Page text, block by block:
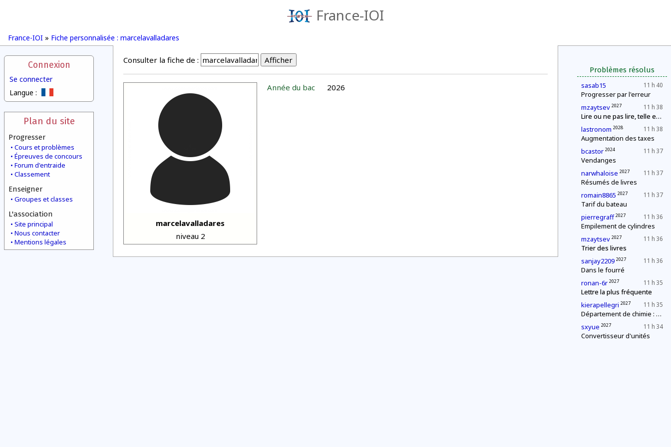
France-IOI
France-IOI » Fiche personnalisée : marcelavalladares
Connexion
Se connecter
Langue :
Plan du site
Progresser
Cours et problèmes
Épreuves de concours
Forum d'entraide
Classement
Enseigner
Groupes et classes
L'association
Site principal
Nous contacter
Mentions légales
Problèmes résolus
11 h 40
sasab15
Progresser par l'erreur
11 h 38
mzaytsev 2027
Lire ou ne pas lire, telle est (à nouveau) la question
11 h 38
lastronom 2028
Augmentation des taxes
11 h 37
bcastor 2024
Vendanges
11 h 37
narwhaloise 2027
Résumés de livres
11 h 37
romain8865 2027
Tarif du bateau
11 h 36
pierregraff 2027
Empilement de cylindres
11 h 36
mzaytsev 2027
Trier des livres
11 h 36
sanjay2209 2027
Dans le fourré
11 h 35
ronan-6r 2027
Lettre la plus fréquente
11 h 35
kierapellegri 2027
Département de chimie : mélange explosif
11 h 34
sxyue 2027
Convertisseur d'unités
Consulter la fiche de :
marcelavalladares
niveau 2
Année du bac 2026